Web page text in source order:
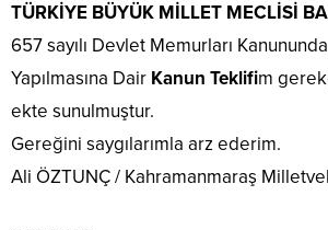
TÜRKİYE BÜYÜK MİLLET MECLİSİ
657 sayılı Devlet Memurları
Yapılmasına Dair Kanun Teklifim
ekte sunulmuştur.
Gereğini saygılarımla arz ederim.
Ali ÖZTUNÇ / Kahramanmaraş